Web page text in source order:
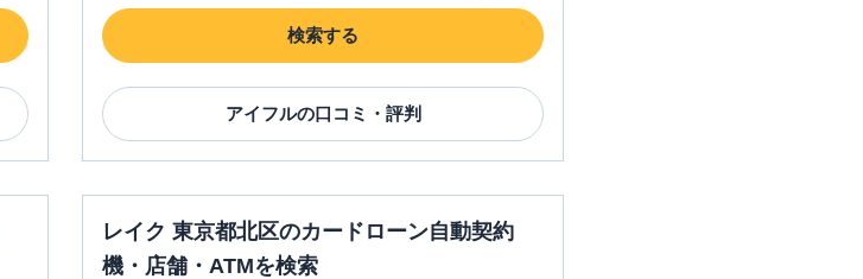
検索する
アイフルの口コミ・評判
レイク 東京都北区のカードローン自動契約
機・店舗・ATMを検索